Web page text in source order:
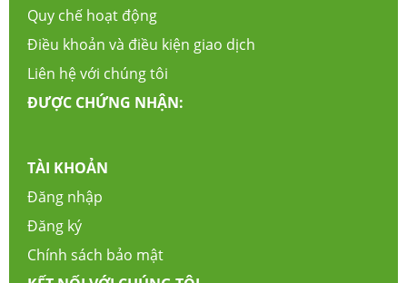
Quy chế hoạt động
Điều khoản và điều kiện giao dịch
Liên hệ với chúng tôi
ĐƯỢC CHỨNG NHẬN:
TÀI KHOẢN
Đăng nhập
Đăng ký
Chính sách bảo mật